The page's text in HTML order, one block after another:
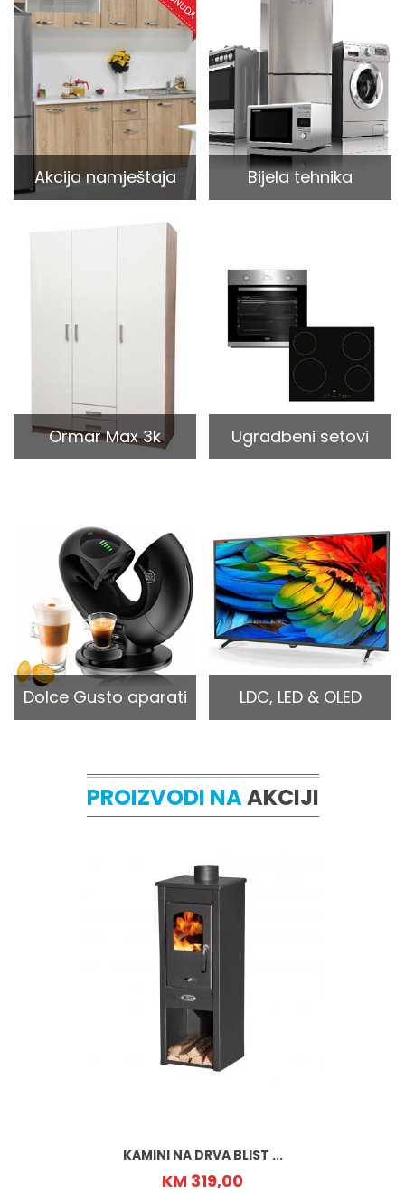
Akcija namještaja Bijela tehnika
Ormar Max 3k Ugradbeni setovi
Dolce Gusto aparati LDC, LED & OLED
PROIZVODI NAAKCIJI
KAMINI NA DRVA BLIST ...
KM 319,00